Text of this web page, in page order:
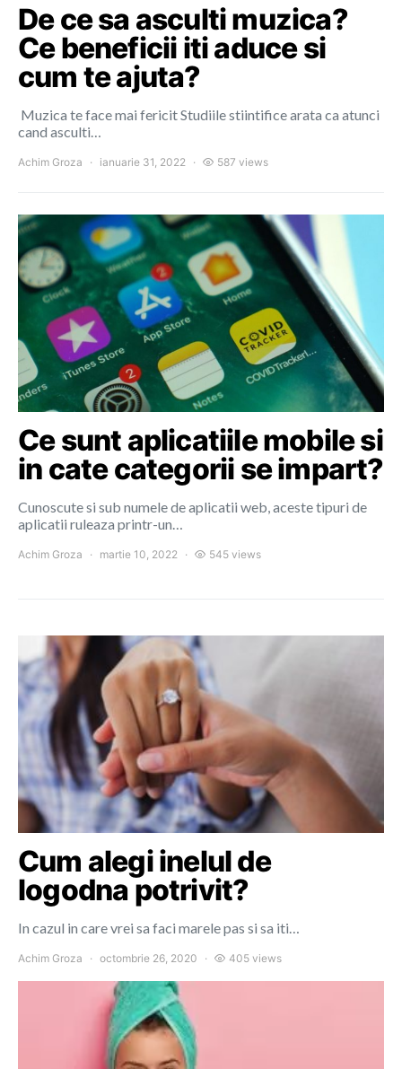
De ce sa asculti muzica?
Ce beneficii iti aduce si
cum te ajuta?
Muzica te face mai fericit Studiile stiintifice arata ca atunci
cand asculti…
Achim Groza ianuarie 31, 2022 587 views
Ce sunt aplicatiile mobile si
in cate categorii se impart?
Cunoscute si sub numele de aplicatii web, aceste tipuri de
aplicatii ruleaza printr-un…
Achim Groza martie 10, 2022 545 views
Cum alegi inelul de
logodna potrivit?
In cazul in care vrei sa faci marele pas si sa iti…
Achim Groza octombrie 26, 2020 405 views